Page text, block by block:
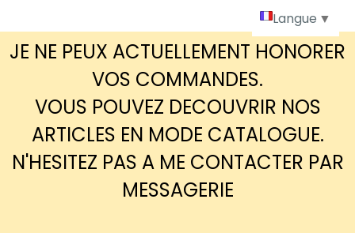
JE NE PEUX ACTUELLEMENT HONORER
VOS COMMANDES.
VOUS POUVEZ DECOUVRIR NOS
ARTICLES EN MODE CATALOGUE.
N'HESITEZ PAS A ME CONTACTER PAR
MESSAGERIE
Langue ▼